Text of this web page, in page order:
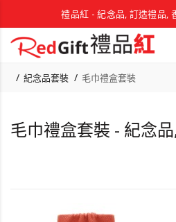
禮品紅 - 紀念品, 訂造禮品,
紀念品套裝 毛巾禮盒套裝
毛巾禮盒套裝 - 紀念